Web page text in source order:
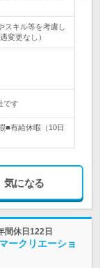
スキル等を考慮し
変更なし）
です
■有給休暇（10日
気になる
間休日122日
ークリエーショ